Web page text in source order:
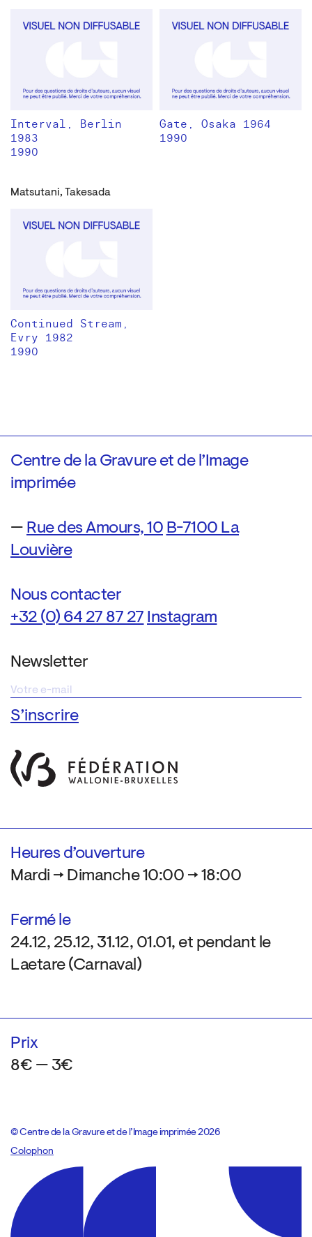
Interval, Berlin
1983
1990
Gate, Osaka 1964
1990
Matsutani, Takesada
Continued Stream,
Evry 1982
1990
Centre de la Gravure et de l’Image
imprimée
— Rue des Amours, 10 B-7100 La
Louvière
Nous contacter
+32 (0) 64 27 87 27 Instagram
Newsletter
Heures d’ouverture
Mardi → Dimanche 10:00 → 18:00
Fermé le
24.12, 25.12, 31.12, 01.01, et pendant le
Laetare (Carnaval)
Prix
8€ — 3€
© Centre de la Gravure et de l’Image imprimée 2026
Colophon
Design:Marcel Kaczmarek